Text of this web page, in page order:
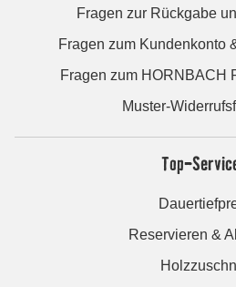
Fragen zur Rückgabe
Fragen zum Kundenkonto
Fragen zum HORNBACH
Muster-
Top-
Reservieren &